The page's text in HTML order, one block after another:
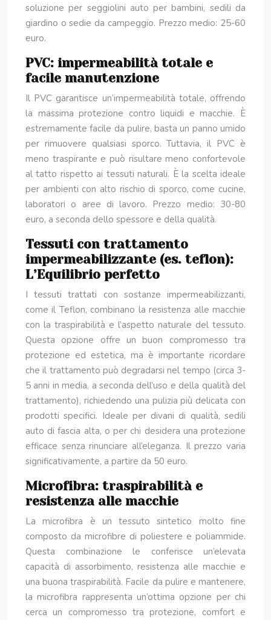
soluzione per seggiolini auto per bambini, sedili da
giardino o sedie da campeggio. Prezzo medio: 25-60
euro.
PVC: impermeabilità totale e
facile manutenzione
Il PVC garantisce un’impermeabilità totale, offrendo
la massima protezione contro liquidi e macchie. È
estremamente facile da pulire, basta un panno umido
per rimuovere qualsiasi sporco. Tuttavia, il PVC è
meno traspirante e può risultare meno confortevole
al tatto rispetto ai tessuti naturali. È la scelta ideale
per ambienti con alto rischio di sporco, come cucine,
laboratori o aree di lavoro. Prezzo medio: 30-80
euro, a seconda dello spessore e della qualità.
Tessuti con trattamento
impermeabilizzante (es. teflon):
L’Equilibrio perfetto
I tessuti trattati con sostanze impermeabilizzanti,
come il Teflon, combinano la resistenza alle macchie
con la traspirabilità e l’aspetto naturale del tessuto.
Questa opzione offre un buon compromesso tra
protezione ed estetica, ma è importante ricordare
che il trattamento può degradarsi nel tempo (circa 3-
5 anni in media, a seconda dell’uso e della qualità del
trattamento), richiedendo una pulizia più delicata con
prodotti specifici. Ideale per divani di qualità, sedili
auto di fascia alta, o per chi desidera una protezione
efficace senza rinunciare all’eleganza. Il prezzo varia
significativamente, a partire da 50 euro.
Microfibra: traspirabilità e
resistenza alle macchie
La microfibra è un tessuto sintetico molto fine
composto da microfibre di poliestere e poliammide.
Questa combinazione le conferisce un’elevata
capacità di assorbimento, resistenza alle macchie e
una buona traspirabilità. Facile da pulire e mantenere,
la microfibra rappresenta un’ottima opzione per chi
cerca un compromesso tra protezione, comfort e